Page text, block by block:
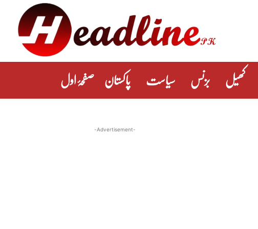
کھیل بزنس سیاست پاکستان صفحۂ اول
-Advertisement-